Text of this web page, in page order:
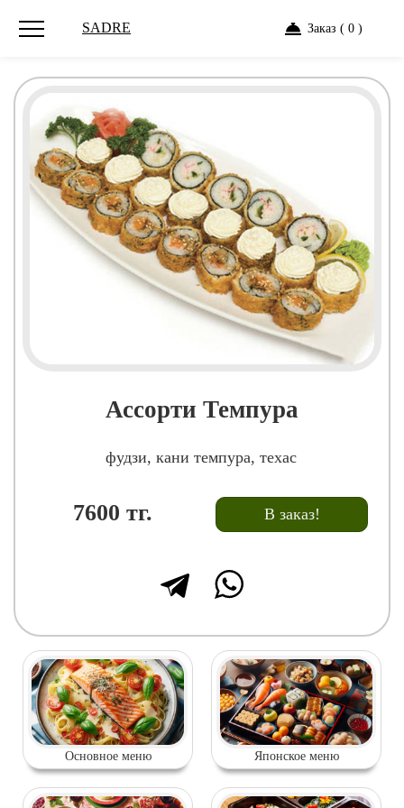
SADRE Заказ ( 0 )
Ассорти Темпура
фудзи, кани темпура, техас
7600 тг. В заказ!
Основное меню Японское меню